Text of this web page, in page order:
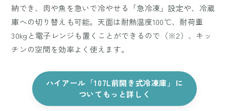
納でき、肉や魚を急いで冷やせる「急冷凍」設定や、冷蔵
庫への切り替えも可能。天面は耐熱温度100℃、耐荷重
30kgと電子レンジも置くことができるので（※2）、キッ
チンの空間を効率よく使えます。
ハイアール「107L前開き式冷凍庫」に
ついてもっと詳しく